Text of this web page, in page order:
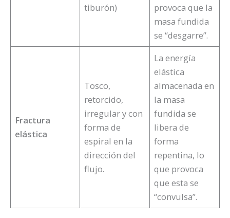
tiburón)
provoca que la
masa fundida
se “desgarre”.
Fractura
elástica
Tosco,
retorcido,
irregular y con
forma de
espiral en la
dirección del
flujo.
La energía
elástica
almacenada en
la masa
fundida se
libera de
forma
repentina, lo
que provoca
que esta se
“convulsa”.